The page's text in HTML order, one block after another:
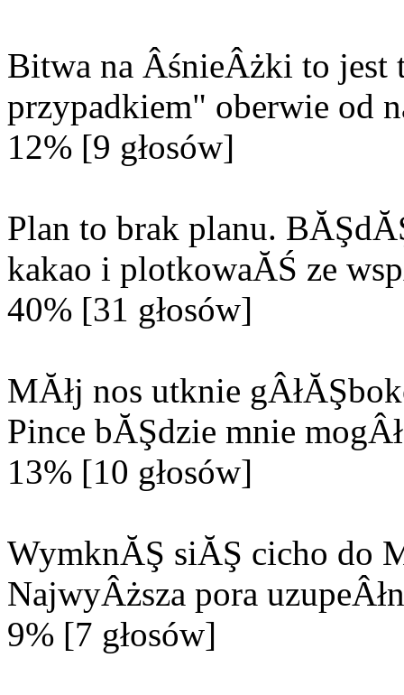
Bitwa na ÂśnieÂżki to jest
przypadkiem" oberwie od
12% [9 głosów]
Plan to brak planu.
kakao i plotkowaĂŚ ze
40% [31 głosów]
MĂłj nos utknie
Pince bĂŞdzie mnie
13% [10 głosów]
WymknĂŞ siĂŞ cicho do
NajwyÂższa pora
9% [7 głosów]